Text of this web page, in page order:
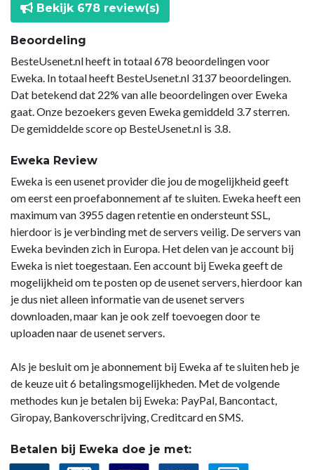
Bekijk 678 review(s)
Beoordeling
BesteUsenet.nl heeft in totaal 678 beoordelingen voor
Eweka. In totaal heeft BesteUsenet.nl 3137 beoordelingen.
Dat betekend dat 22% van alle beoordelingen over Eweka
gaat. Onze bezoekers geven Eweka gemiddeld 3.7 sterren.
De gemiddelde score op BesteUsenet.nl is 3.8.
Eweka Review
Eweka is een usenet provider die jou de mogelijkheid geeft
om eerst een proefabonnement af te sluiten. Eweka heeft een
maximum van 3955 dagen retentie en ondersteunt SSL,
hierdoor is je verbinding met de servers veilig. De servers van
Eweka bevinden zich in Europa. Het delen van je account bij
Eweka is niet toegestaan. Een account bij Eweka geeft de
mogelijkheid om te posten op de usenet servers, hierdoor kan
je dus niet alleen informatie van de usenet servers
downloaden, maar kan je ook zelf toevoegen door te
uploaden naar de usenet servers.
Als je besluit om je abonnement bij Eweka af te sluiten heb je
de keuze uit 6 betalingsmogelijkheden. Met de volgende
methodes kun je betalen bij Eweka: PayPal, Bancontact,
Giropay, Bankoverschrijving, Creditcard en SMS.
Betalen bij Eweka doe je met: